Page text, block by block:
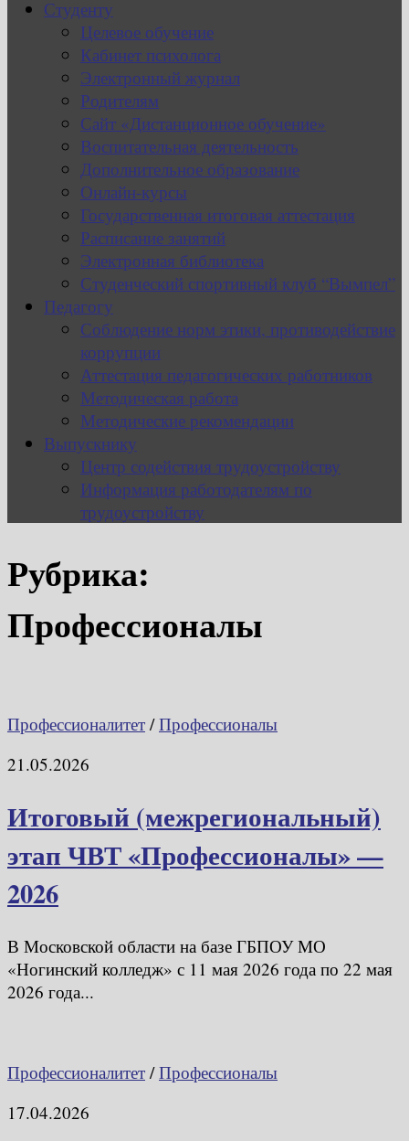
Студенту
Целевое обучение
Кабинет психолога
Электронный журнал
Родителям
Сайт «Дистанционное обучение»
Воспитательная деятельность
Дополнительное образование
Онлайн-курсы
Государственная итоговая аттестация
Расписание занятий
Электронная библиотека
Студенческий спортивный клуб “Вымпел”
Педагогу
Соблюдение норм этики, противодействие
коррупции
Аттестация педагогических работников
Методическая работа
Методические рекомендации
Выпускнику
Центр содействия трудоустройству
Информация работодателям по
трудоустройству
Рубрика:
Профессионалы
Профессионалитет /Профессионалы
21.05.2026
Итоговый (межрегиональный)
этап ЧВТ «Профессионалы» —
2026
В Московской области на базе ГБПОУ МО
«Ногинский колледж» с 11 мая 2026 года по 22 мая
2026 года...
Профессионалитет /Профессионалы
17.04.2026